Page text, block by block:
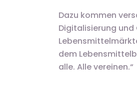
Dazu kommen
Digitalisierung
dem
alle. Alle vereinen.“